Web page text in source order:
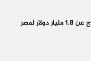
لمصر